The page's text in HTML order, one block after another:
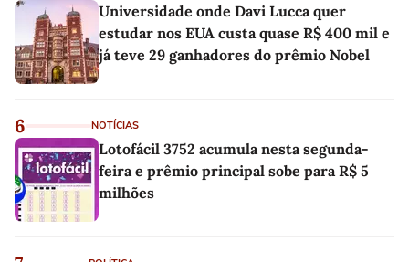
Universidade onde Davi Lucca quer
estudar nos EUA custa quase R$ 400 mil e
já teve 29 ganhadores do prêmio Nobel
6 NOTÍCIAS
Lotofácil 3752 acumula nesta segunda-
feira e prêmio principal sobe para R$ 5
milhões